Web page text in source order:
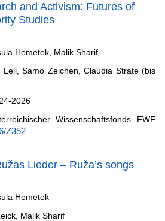
and Activism: Futures of
Studies
Hemetek, Malik Sharif
Lell, Samo Zeichen, Claudia Strate (bis
2026
Wissenschaftsfonds FWF
Z352
Lieder – Ruža’s songs
Hemetek
Malik Sharif